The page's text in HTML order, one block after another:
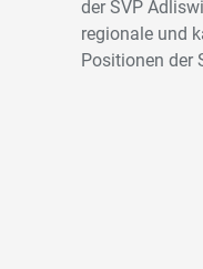
der SVP
regionale und
Positionen der